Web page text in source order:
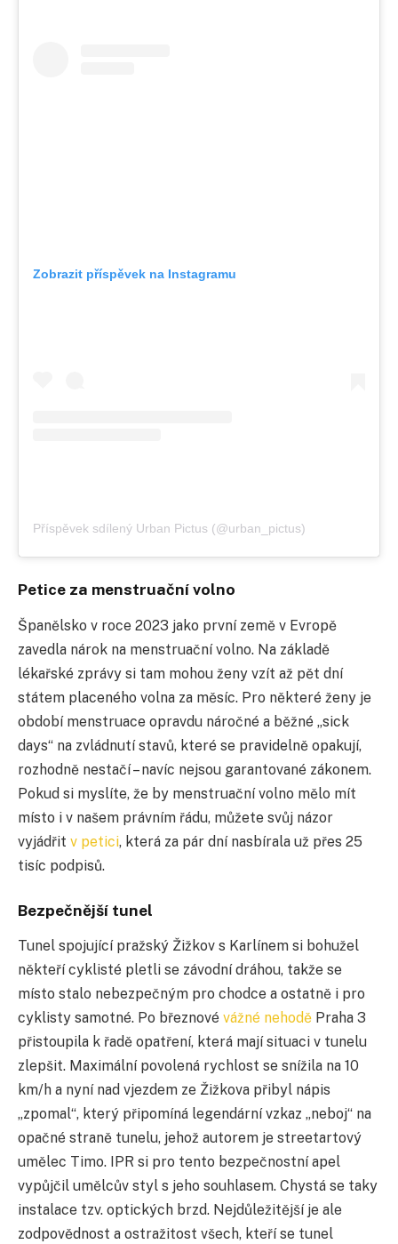
Zobrazit příspěvek na Instagramu
Příspěvek sdílený Urban Pictus (@urban_pictus)
Petice za menstruační volno
Španělsko v roce 2023 jako první země v Evropě
zavedla nárok na menstruační volno. Na základě
lékařské zprávy si tam mohou ženy vzít až pět dní
státem placeného volna za měsíc. Pro některé ženy je
období menstruace opravdu náročné a běžné „sick
days“ na zvládnutí stavů, které se pravidelně opakují,
rozhodně nestačí – navíc nejsou garantované zákonem.
Pokud si myslíte, že by menstruační volno mělo mít
místo i v našem právním řádu, můžete svůj názor
vyjádřit v petici, která za pár dní nasbírala už přes 25
tisíc podpisů.
Bezpečnější tunel
Tunel spojující pražský Žižkov s Karlínem si bohužel
někteří cyklisté pletli se závodní dráhou, takže se
místo stalo nebezpečným pro chodce a ostatně i pro
cyklisty samotné. Po březnové vážné nehodě Praha 3
přistoupila k řadě opatření, která mají situaci v tunelu
zlepšit. Maximální povolená rychlost se snížila na 10
km/h a nyní nad vjezdem ze Žižkova přibyl nápis
„zpomal“, který připomíná legendární vzkaz „neboj“ na
opačné straně tunelu, jehož autorem je streetartový
umělec Timo. IPR si pro tento bezpečnostní apel
vypůjčil umělcův styl s jeho souhlasem. Chystá se taky
instalace tzv. optických brzd. Nejdůležitější je ale
zodpovědnost a ostražitost všech, kteří se tunel